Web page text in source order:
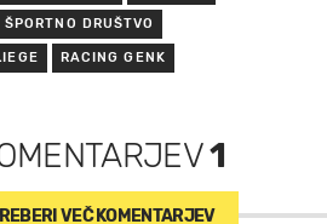
ŠPORTNO DRUŠTVO
RACING GENK
1
VEČ KOMENTARJEV